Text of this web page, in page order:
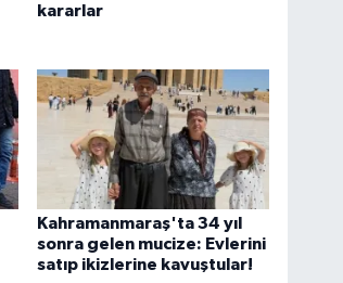
kararlar
Kahramanmaraş'ta 34 yıl
sonra gelen mucize: Evlerini
satıp ikizlerine kavuştular!